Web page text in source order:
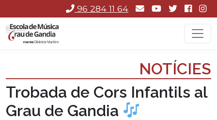
96 284 11 64
NOTÍCIES
Trobada de Cors Infantils al
Grau de Gandia